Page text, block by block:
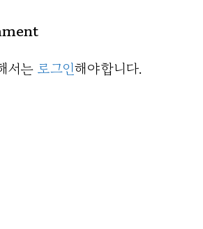
서는 로그인해야합니다.